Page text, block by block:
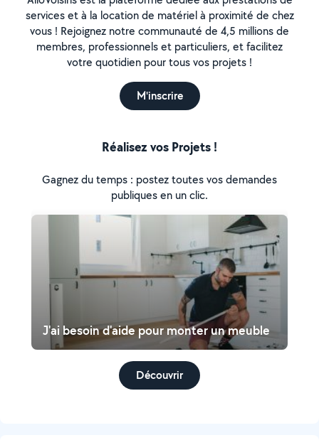
services et à la location de matériel à proximité de chez
vous ! Rejoignez notre communauté de 4,5 millions de
membres, professionnels et particuliers, et facilitez
votre quotidien pour tous vos projets !
M'inscrire
Réalisez vos Projets !
Gagnez du temps : postez toutes vos demandes
publiques en un clic.
J'ai besoin d'aide pour monter un meuble
Découvrir